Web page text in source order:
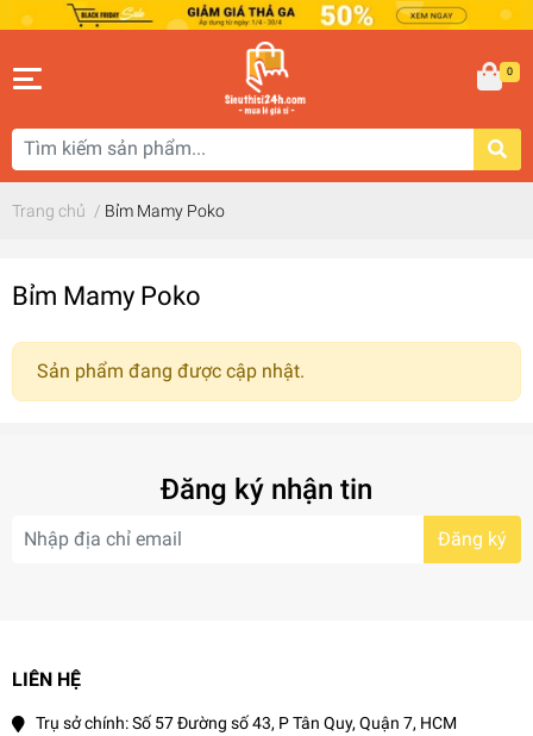
0
Trang chủ / Bỉm Mamy Poko
Bỉm Mamy Poko
Sản phẩm đang được cập nhật.
Đăng ký nhận tin
Đăng ký
LIÊN HỆ
Trụ sở chính: Số 57 Đường số 43, P Tân Quy, Quận 7, HCM